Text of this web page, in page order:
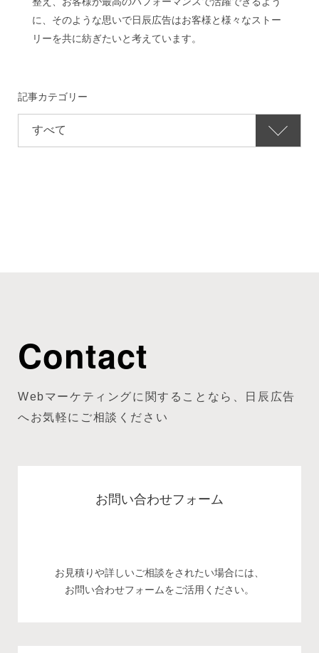
に、そのような思いで日辰広告はお客様と様々なストー
リーを共に紡ぎたいと考えています。
記事カテゴリー
Contact
Webマーケティングに関することなら、日辰広告
へお気軽にご相談ください
お問い合わせフォーム
お見積りや詳しいご相談をされたい場合には、
お問い合わせフォームをご活用ください。